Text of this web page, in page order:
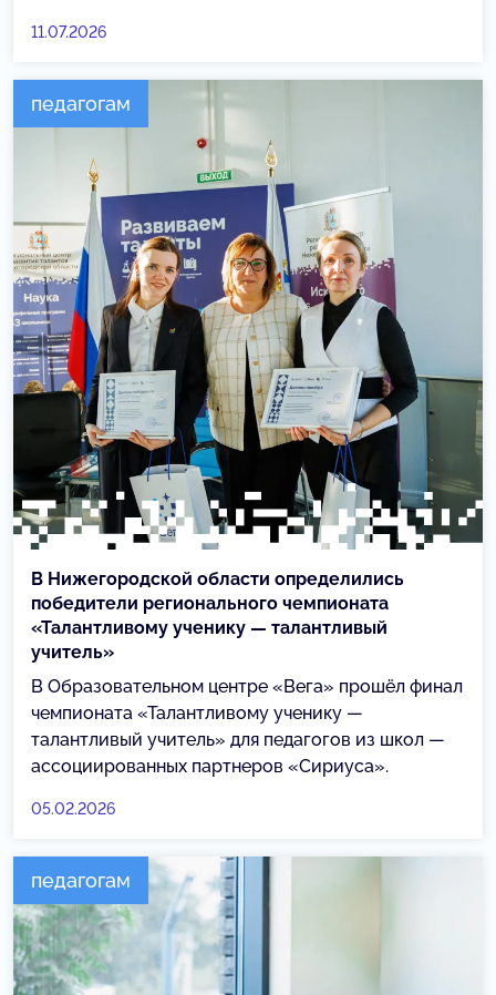
11.07.2026
педагогам
В Нижегородской области определились
победители регионального чемпионата
«Талантливому ученику — талантливый
учитель»
В Образовательном центре «Вега» прошёл финал
чемпионата «Талантливому ученику —
талантливый учитель» для педагогов из школ —
ассоциированных партнеров «Сириуса».
05.02.2026
педагогам